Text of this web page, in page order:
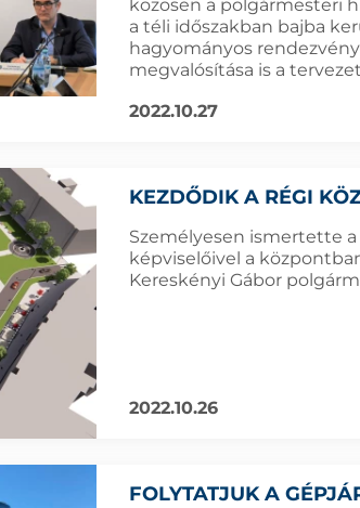
közösen a polgármesteri
a téli időszakban bajba
hagyományos
megvalósítása is a
2022.10.27
KEZDŐDIK A RÉGI
Személyesen ismertette
képviselőivel a
Kereskényi Gábor
2022.10.26
FOLYTATJUK A